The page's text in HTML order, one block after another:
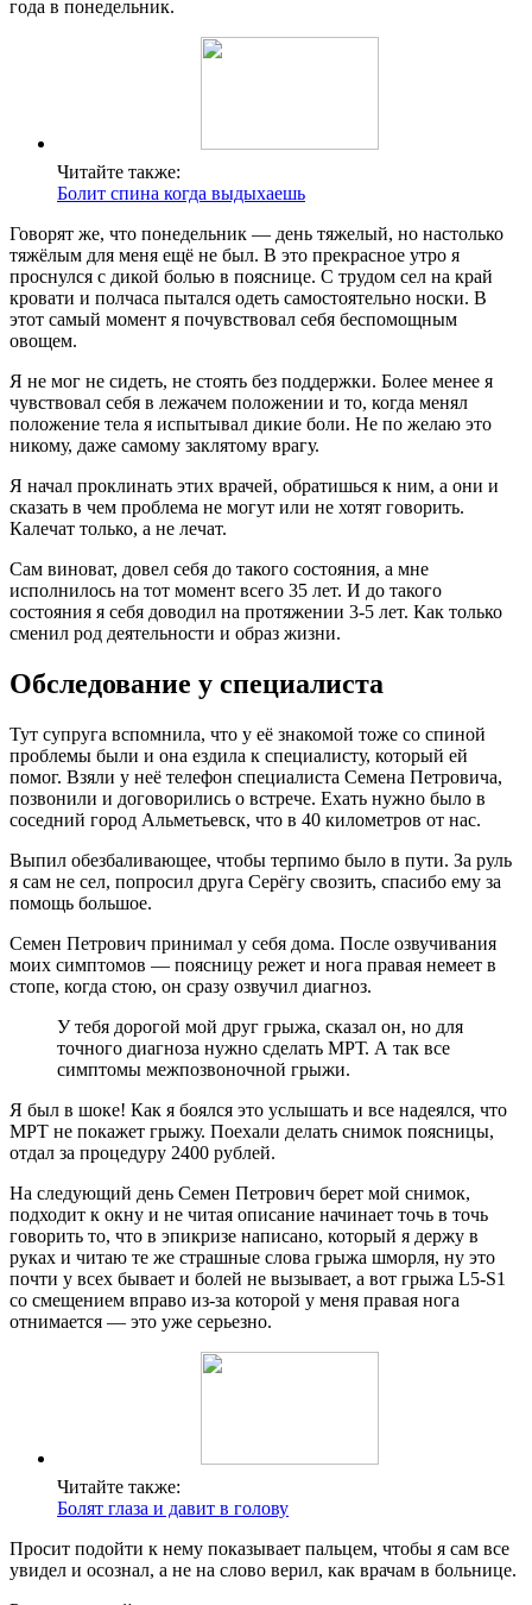
года в понедельник.
Читайте также:
Болит спина когда выдыхаешь
Говорят же, что понедельник — день тяжелый, но настолько
тяжёлым для меня ещё не был. В это прекрасное утро я
проснулся с дикой болью в пояснице. С трудом сел на край
кровати и полчаса пытался одеть самостоятельно носки. В
этот самый момент я почувствовал себя беспомощным
овощем.
Я не мог не сидеть, не стоять без поддержки. Более менее я
чувствовал себя в лежачем положении и то, когда менял
положение тела я испытывал дикие боли. Не по желаю это
никому, даже самому заклятому врагу.
Я начал проклинать этих врачей, обратишься к ним, а они и
сказать в чем проблема не могут или не хотят говорить.
Калечат только, а не лечат.
Сам виноват, довел себя до такого состояния, а мне
исполнилось на тот момент всего 35 лет. И до такого
состояния я себя доводил на протяжении 3-5 лет. Как только
сменил род деятельности и образ жизни.
Обследование у специалиста
Тут супруга вспомнила, что у её знакомой тоже со спиной
проблемы были и она ездила к специалисту, который ей
помог. Взяли у неё телефон специалиста Семена Петровича,
позвонили и договорились о встрече. Ехать нужно было в
соседний город Альметьевск, что в 40 километров от нас.
Выпил обезбаливающее, чтобы терпимо было в пути. За руль
я сам не сел, попросил друга Серёгу свозить, спасибо ему за
помощь большое.
Семен Петрович принимал у себя дома. После озвучивания
моих симптомов — поясницу режет и нога правая немеет в
стопе, когда стою, он сразу озвучил диагноз.
У тебя дорогой мой друг грыжа, сказал он, но для
точного диагноза нужно сделать МРТ. А так все
симптомы межпозвоночной грыжи.
Я был в шоке! Как я боялся это услышать и все надеялся, что
МРТ не покажет грыжу. Поехали делать снимок поясницы,
отдал за процедуру 2400 рублей.
На следующий день Семен Петрович берет мой снимок,
подходит к окну и не читая описание начинает точь в точь
говорить то, что в эпикризе написано, который я держу в
руках и читаю те же страшные слова грыжа шморля, ну это
почти у всех бывает и болей не вызывает, а вот грыжа L5-S1
со смещением вправо из-за которой у меня правая нога
отнимается — это уже серьезно.
Читайте также:
Болят глаза и давит в голову
Просит подойти к нему показывает пальцем, чтобы я сам все
увидел и осознал, а не на слово верил, как врачам в больнице.